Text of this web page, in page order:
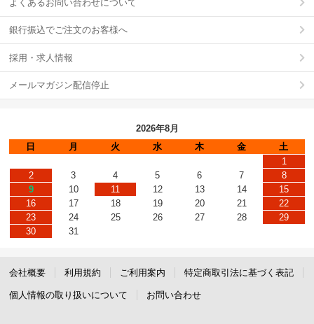
よくあるお問い合わせについて
銀行振込でご注文のお客様へ
採用・求人情報
メールマガジン配信停止
2026年8月
日
月 火 水 木 金
土
1
2
3 4 5 6 7
8
9
10 11 12 13 14
15
16
17 18 19 20 21
22
23
24 25 26 27 28
29
30
31
会社概要 利用規約 ご利用案内 特定商取引法に基づく表記
個人情報の取り扱いについて お問い合わせ